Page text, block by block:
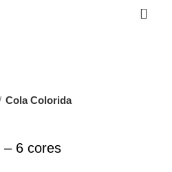
0
Cola Colorida
– 6 cores